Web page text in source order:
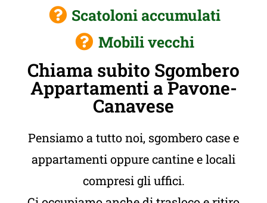
Scatoloni accumulati
Mobili vecchi
Chiama subito Sgombero
Appartamenti a Pavone-
Canavese
Pensiamo a tutto noi, sgombero case e
appartamenti oppure cantine e locali
compresi gli uffici.